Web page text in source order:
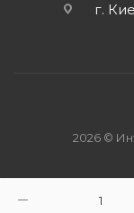
г.
2026 ©